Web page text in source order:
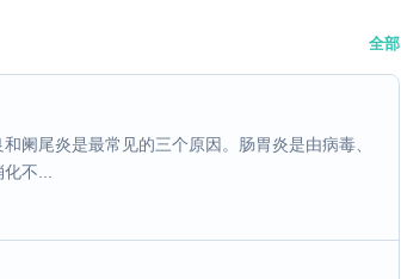
全部
阑尾炎是最常见的三个原因。肠胃炎是由病毒、
不...